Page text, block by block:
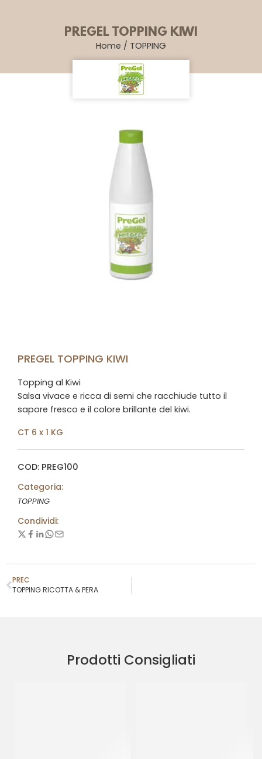
PREGEL TOPPING KIWI
Home / TOPPING
PREGEL TOPPING KIWI
Topping al Kiwi
Salsa vivace e ricca di semi che racchiude tutto il
sapore fresco e il colore brillante del kiwi.
CT 6 x 1 KG
COD: PREG100
Categoria:
TOPPING
Condividi:
PREC
TOPPING RICOTTA & PERA
Prodotti Consigliati